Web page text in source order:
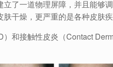
了一道物理屏障，并且能够
干燥，更严重的是各种皮肤
和接触性皮炎（Contact